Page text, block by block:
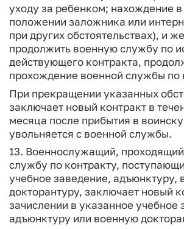
уходу за ребенком; нахождение в
положении заложника или
при других обстоятельствах), и
продолжить военную службу по
действующего контракта,
прохождение военной службы по
При прекращении указанных
заключает новый контракт в
месяца после прибытия в
увольняется с военной службы.
13. Военнослужащий,
службу по контракту,
учебное заведение, адъюнктуру,
докторантуру, заключает новый
зачислении в указанное учебное
адъюнктуру или военную